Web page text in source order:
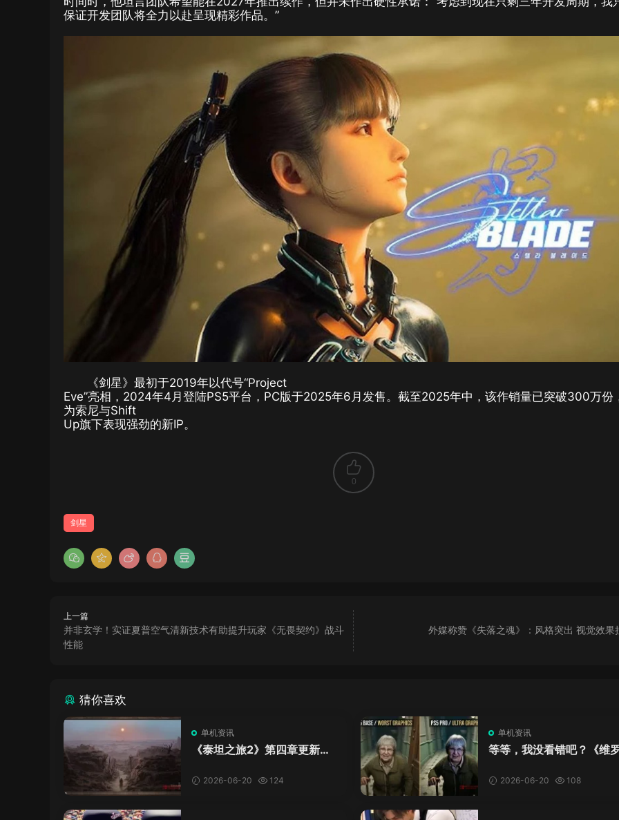
保证开发团队将全力以赴呈现精彩作品。”
《剑星》最初于2019年以代号“Project
Eve”亮相，2024年4月登陆PS5平台，PC版于2025年6月发售。截至2025年中，该作销量已突破300万份
为索尼与Shift
Up旗下表现强劲的新IP。
0
剑星
上一篇
并非玄学！实证夏普空气清新技术有助提升玩家《无畏契约》战斗
性能
外媒称赞《失落之魂》：风格突出 视觉效果
猜你喜欢
单机资讯
《泰坦之旅2》第四章更新来
C！2026-06-20 124
单机资讯
等等，我没看错吧？《维
加料？
2026-06-20 108